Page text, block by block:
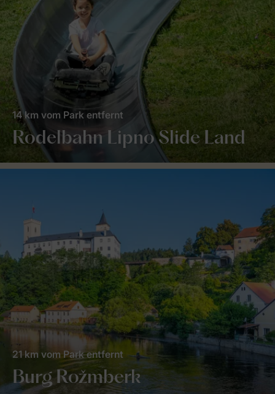
Rodelbahn Lipno Slide Land
14 km vom Park entfernt
Burg Rožmberk
21 km vom Park entfernt